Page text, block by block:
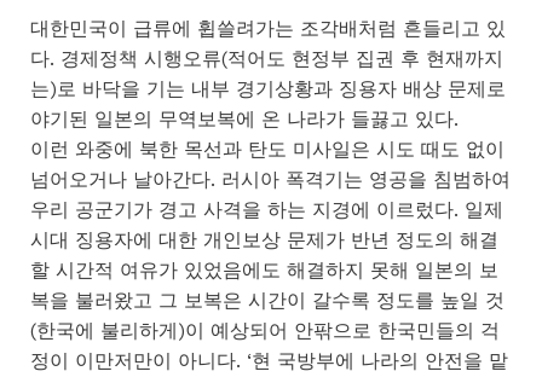
대한민국이 급류에 휩쓸려가는 조각배처럼 흔들리고 있
다. 경제정책 시행오류(적어도 현정부 집권 후 현재까지
는)로 바닥을 기는 내부 경기상황과 징용자 배상 문제로
야기된 일본의 무역보복에 온 나라가 들끓고 있다.
이런 와중에 북한 목선과 탄도 미사일은 시도 때도 없이
넘어오거나 날아간다. 러시아 폭격기는 영공을 침범하여
우리 공군기가 경고 사격을 하는 지경에 이르렀다. 일제
시대 징용자에 대한 개인보상 문제가 반년 정도의 해결
할 시간적 여유가 있었음에도 해결하지 못해 일본의 보
복을 불러왔고 그 보복은 시간이 갈수록 정도를 높일 것
(한국에 불리하게)이 예상되어 안팎으로 한국민들의 걱
정이 이만저만이 아니다. ‘현 국방부에 나라의 안전을 맡